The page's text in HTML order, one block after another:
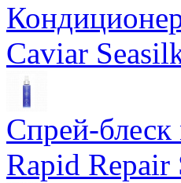
Caviar
Спрей-
Rapid Repair